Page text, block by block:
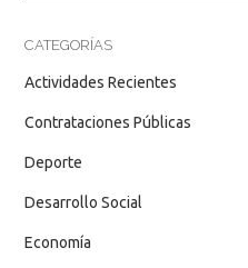
CATEGORÍAS
Actividades Recientes
Contrataciones Públicas
Deporte
Desarrollo Social
Economía